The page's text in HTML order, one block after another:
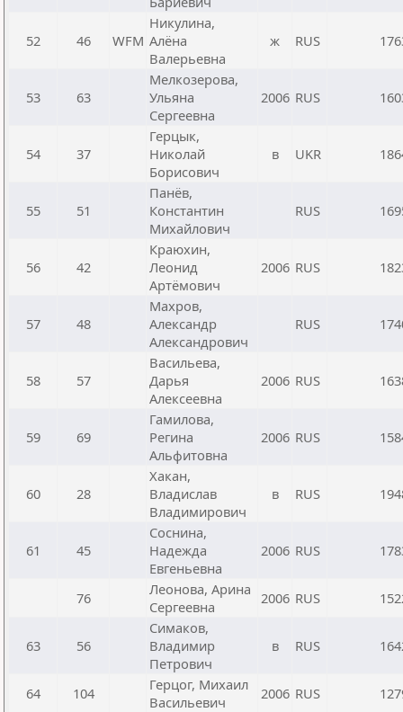
52 46 WFM
Никулина,
Алёна
Валерьевна
ж RUS
53 63
Мелкозерова,
Ульяна
Сергеевна
2006 RUS
54 37
Герцык,
Николай
Борисович
в UKR
55 51
Панёв,
Константин
Михайлович
RUS
56 42
Краюхин,
Леонид
Артёмович
2006 RUS
57 48
Махров,
Александр
Александрович
RUS
58 57
Васильева,
Дарья
Алексеевна
2006 RUS
59 69
Гамилова,
Регина
Альфитовна
2006 RUS
60 28
Хакан,
Владислав
Владимирович
в RUS
61 45
Соснина,
Надежда
Евгеньевна
2006 RUS
76
Леонова, Арина
Сергеевна
2006 RUS
63 56
Симаков,
Владимир
Петрович
в RUS
64 104
Герцог, Михаил
Васильевич
2006 RUS